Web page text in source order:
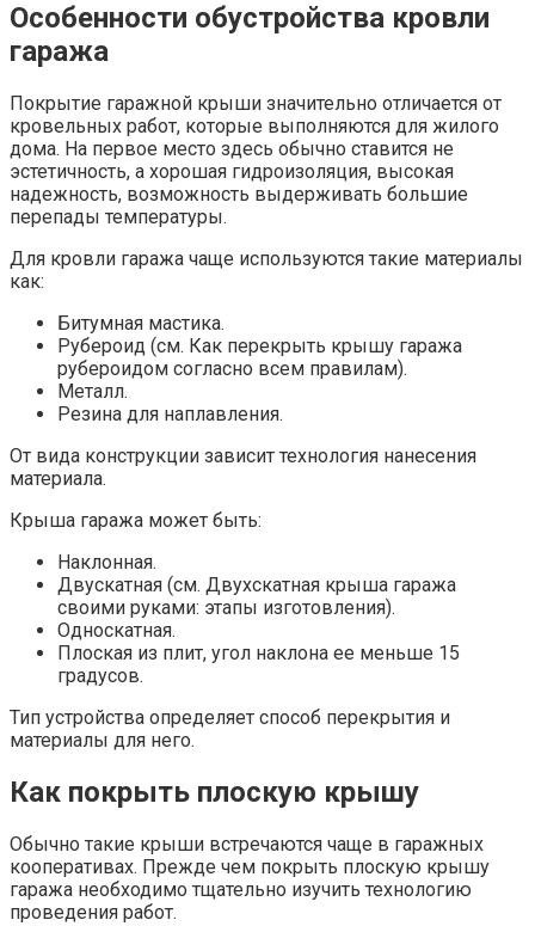
Особенности обустройства кровли
гаража
Покрытие гаражной крыши значительно отличается от
кровельных работ, которые выполняются для жилого
дома. На первое место здесь обычно ставится не
эстетичность, а хорошая гидроизоляция, высокая
надежность, возможность выдерживать большие
перепады температуры.
Для кровли гаража чаще используются такие материалы
как:
Битумная мастика.
Рубероид (см. Как перекрыть крышу гаража
рубероидом согласно всем правилам).
Металл.
Резина для наплавления.
От вида конструкции зависит технология нанесения
материала.
Крыша гаража может быть:
Наклонная.
Двускатная (см. Двухскатная крыша гаража
своими руками: этапы изготовления).
Односкатная.
Плоская из плит, угол наклона ее меньше 15
градусов.
Тип устройства определяет способ перекрытия и
материалы для него.
Как покрыть плоскую крышу
Обычно такие крыши встречаются чаще в гаражных
кооперативах. Прежде чем покрыть плоскую крышу
гаража необходимо тщательно изучить технологию
проведения работ.